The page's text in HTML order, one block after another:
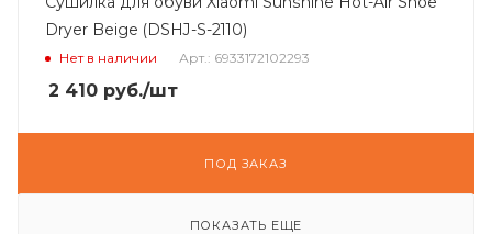
Dryer Beige (DSHJ-S-2110)
Нет в наличии Арт.: 6933172102293
2 410 руб./шт
ПОД ЗАКАЗ
ПОКАЗАТЬ ЕЩЕ